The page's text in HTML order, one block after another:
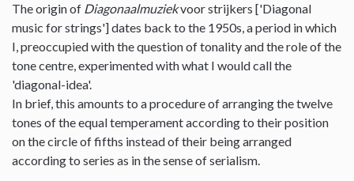
The origin of Diagonaalmuziekvoor strijkers ['Diagonal
music for strings'] dates back to the 1950s, a period in which
I, preoccupied with the question of tonality and the role of the
tone centre, experimented with what I would call the
'diagonal-idea'.
In brief, this amounts to a procedure of arranging the twelve
tones of the equal temperament according to their position
on the circle of fifths instead of their being arranged
according to series as in the sense of serialism.